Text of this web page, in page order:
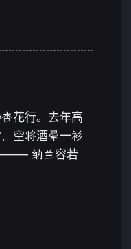
花行。去年高
空将酒晕一衫
纳兰容若